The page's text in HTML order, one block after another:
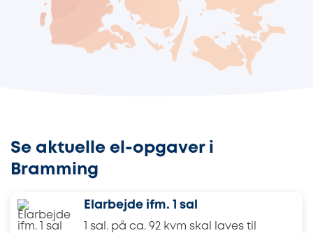
Se aktuelle el-opgaver i
Bramming
Elarbejde ifm. 1 sal
1 sal. på ca. 92 kvm skal laves til